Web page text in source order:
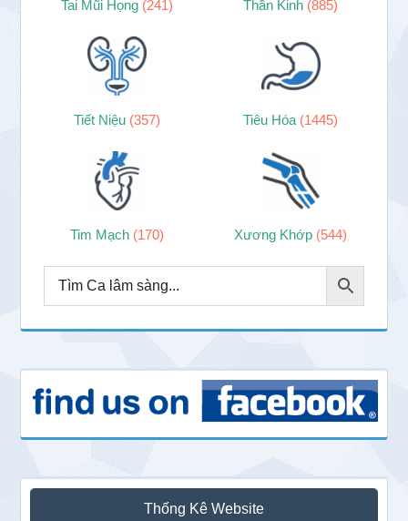
Tai Mũi Họng (241) Thần Kinh (885)
Tiết Niệu (357) Tiêu Hóa (1445)
Tim Mạch (170) Xương Khớp (544)
Thống Kê Website